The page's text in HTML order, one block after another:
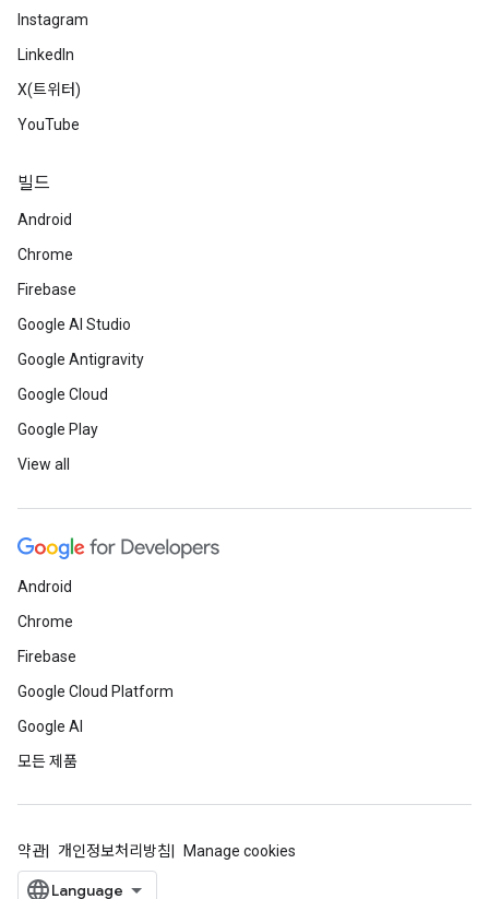
Instagram
LinkedIn
X(트위터)
YouTube
빌드
Android
Chrome
Firebase
Google AI Studio
Google Antigravity
Google Cloud
Google Play
View all
Android
Chrome
Firebase
Google Cloud Platform
Google AI
모든 제품
약관 개인정보처리방침 Manage cookies